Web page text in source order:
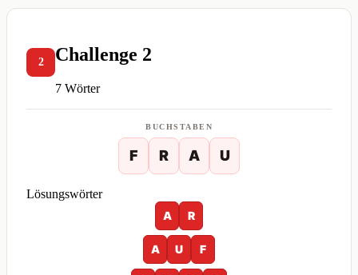
2 Challenge 2
7 Wörter
BUCHSTABEN
F R A U
Lösungswörter
A
R
A U F